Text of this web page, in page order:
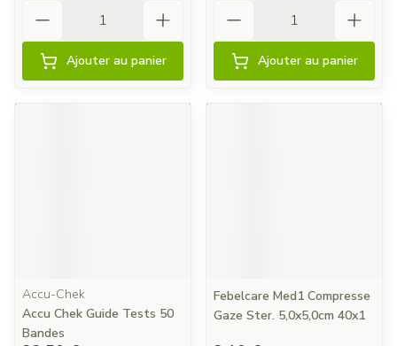
Ajouter au panier Ajouter au panier
Accu-Chek
Accu Chek Guide Tests 50
Bandes
Febelcare Med1 Compresse
Gaze Ster. 5,0x5,0cm 40x1